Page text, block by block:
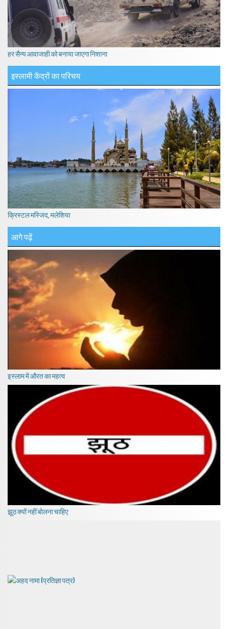
हर सैन्य आवाजाही को बनाया जाएगा निशाना
इस्लामी केंद्रों का परिचय
क्रिस्टल मस्जिद, मलेशिया
आगे पढ़ें
इस्लाम में औरत का महत्व
झूठ क्यों नहीं बोलना चाहिए